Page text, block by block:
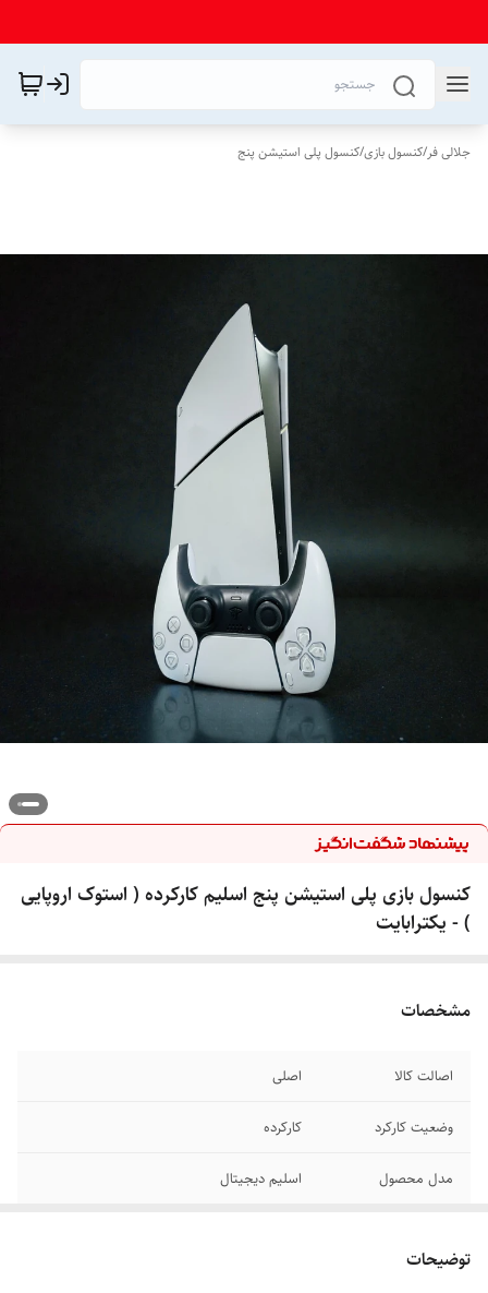
جلالی فر/کنسول بازی/کنسول پلی استیشن پنج
کنسول بازی پلی استیشن پنج اسلیم کارکرده ( استوک اروپایی
) - یکترابایت
مشخصات
اصالت کالا اصلی
وضعیت کارکرد کارکرده
مدل محصول اسلیم دیجیتال
هستش؟
توضیحات